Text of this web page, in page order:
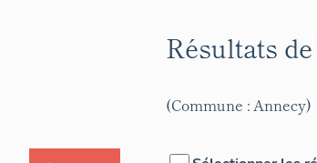
Résultats
(Commune : Annecy)